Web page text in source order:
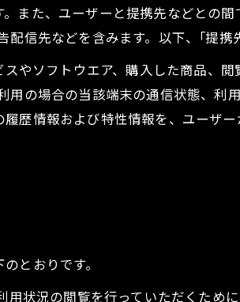
また、ユーザーと提携先などとの
信先などを含みます。以下、｢提携
やソフトウエア、購入した商品、
用の場合の当該端末の通信状態、
歴情報および特性情報を、ユーザ
とおりです。
状況の閲覧を行っていただくため